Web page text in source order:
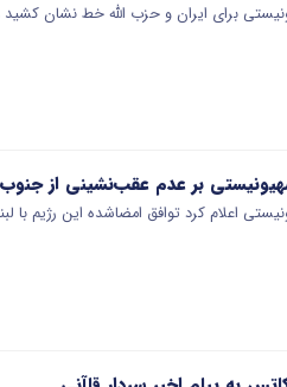
برای ایران و حزب الله خط نشان
بر عدم عقب‌نشینی از جنوب
اعلام کرد توافق امضاشده این رژیم با